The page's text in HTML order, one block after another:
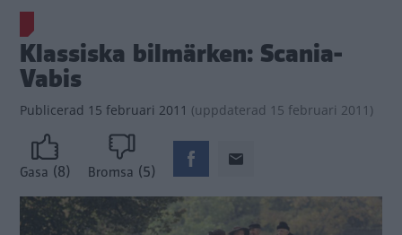
Klassiska bilmärken: Scania-
Vabis
Publicerad 15 februari 2011 (uppdaterad 15 februari 2011)
Gasa (8) Bromsa (5)